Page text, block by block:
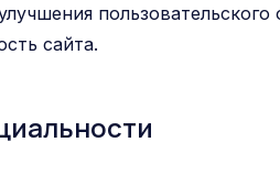
сайта.